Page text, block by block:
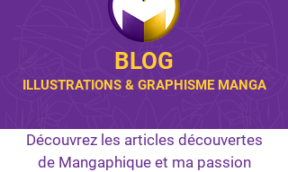
BLOG
ILLUSTRATIONS & GRAPHISME MANGA
Découvrez les articles découvertes
de Mangaphique et ma passion